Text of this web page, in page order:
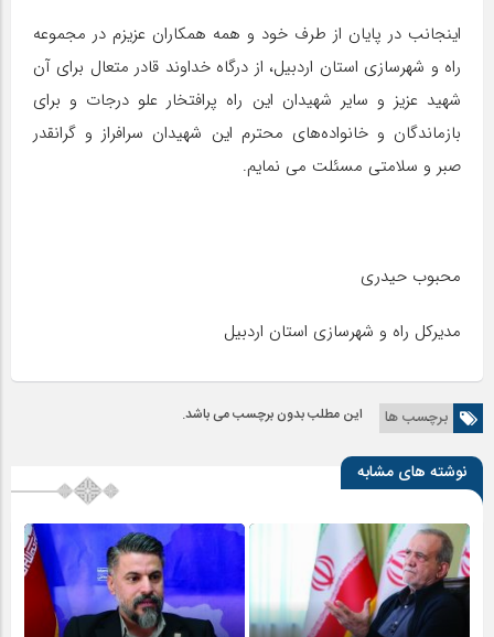
اینجانب در پایان از طرف خود و همه همکاران عزیزم در مجموعه
راه و شهرسازی استان اردبیل، از درگاه خداوند قادر متعال برای آن
شهید عزیز و سایر شهیدان این راه پرافتخار علو درجات و برای
بازماندگان و خانواده‌های محترم این شهیدان سرافراز و گرانقدر
صبر و سلامتی مسئلت می نمایم.
محبوب حیدری
مدیرکل راه و شهرسازی استان اردبیل
برچسب ها این مطلب بدون برچسب می باشد.
نوشته های مشابه